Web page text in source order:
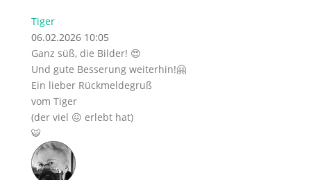
Tiger
06.02.2026 10:05
Ganz süß, die Bilder! 😍
Und gute Besserung weiterhin!🤗
Ein lieber Rückmeldegruß
vom Tiger
(der viel 😖 erlebt hat)
🐯